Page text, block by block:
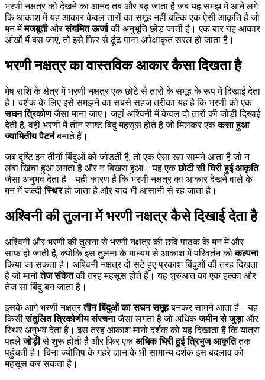
भरणी नक्षत्र को देखने का आनंद तब और बढ़ जाता है जब यह समझ में आने लगे
कि आकाश में यह आकार केवल तारों का समूह नहीं बल्कि एक ऐसी आकृति है जो
मन मेंमजबूतीऔरसंयमित ऊर्जाकी अनुभूति छोड़ जाती है। एक बार यह आकार
आंखों में बस जाए, तो इसे फिर से ढूंढ पाना अपेक्षाकृत सरल हो जाता है।
भरणी नक्षत्र का वास्तविक आकार कैसा दिखता है
मेष राशि के क्षेत्र में भरणी नक्षत्र एक छोटे से तारों के समूह के रूप में दिखाई देता
है। दर्शक के लिए इसे समझने का सबसे सहज तरीका यह है कि भरणी को एक
सघन त्रिकोणजैसा माना जाए। जहां अश्विनी में केवल दो तारों की जोड़ी दिखाई
देती है, वहीं भरणी में तीन स्पष्ट बिंदु महसूस होते हैं जो मिलकर एककसा हुआ
ज्यामितीय पैटर्नबनाते हैं।
जब दृष्टि इन तीनों बिंदुओं को जोड़ती है, तो एक ऐसा रूप सामने आता है जो न
लंबा खिंचा हुआ लगता है और न बिखरा हुआ। यह एकछोटी सी घिरी हुई आकृति
जैसा अनुभव देता है। यही कारण है कि भरणी नक्षत्र का आकार देखने वाले के
मन में जल्दीस्थिरहो जाता है और याद भी आसानी से रह जाता है।
अश्विनी की तुलना में भरणी नक्षत्र कैसे दिखाई देता है
अश्विनी और भरणी की तुलना से भरणी नक्षत्र की छवि पाठक के मन में और
साफ हो जाती है, क्योंकि इस तुलना के माध्यम से आकाश में परिवर्तन कोकल्पना
किया जा सकता है। अश्विनी नक्षत्र दो सटे हुए प्रकाश बिंदुओं की तरह दिखता
है जो मानोतेज संकेतकी तरह महसूस होते हैं। यह शुरुआत का एक हल्का और
तेज सा बिंदु बन जाता है।
इसके आगे भरणी नक्षत्रतीन बिंदुओं का सघन समूहबनकर सामने आता है। यह
किसीसंतुलित त्रिकोणीय संरचनाजैसा लगता है जो अधिकजमीन से जुड़ाऔर
स्थिर अनुभव देता है। इस तरह आकाश मानो दर्शक को यह दिखाता है कि यात्रा
पहलेजोड़ीसे शुरू होती है और फिर एकअधिक घिरी हुई त्रिभुज आकृतितक
पहुंचती है। बिना ज्योतिष के गहरे ज्ञान के भी सामान्य दर्शक इस बदलाव को
महसूस कर सकता है।